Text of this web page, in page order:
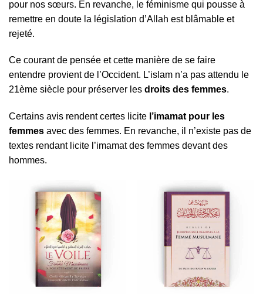
pour nos sœurs. En revanche, le féminisme qui pousse à
remettre en doute la législation d’Allah est blâmable et
rejeté.
Ce courant de pensée et cette manière de se faire
entendre provient de l’Occident. L’islam n’a pas attendu le
21ème siècle pour préserver les droits des femmes.
Certains avis rendent certes licite l’imamat pour les
femmes avec des femmes. En revanche, il n’existe pas de
textes rendant licite l’imamat des femmes devant des
hommes.